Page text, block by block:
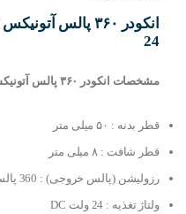
24
مشخصات انکودر ۳۶۰ پالس آتونیکس AUTONICS E50S8-360-3-T-24 :
قطر بدنه : ۵۰ میلی متر
قطر شافت : ۸ میلی متر
رزولیشن (پالس خروجی) : 360 پالس
ولتاژ تغذیه : 24 ولت DC